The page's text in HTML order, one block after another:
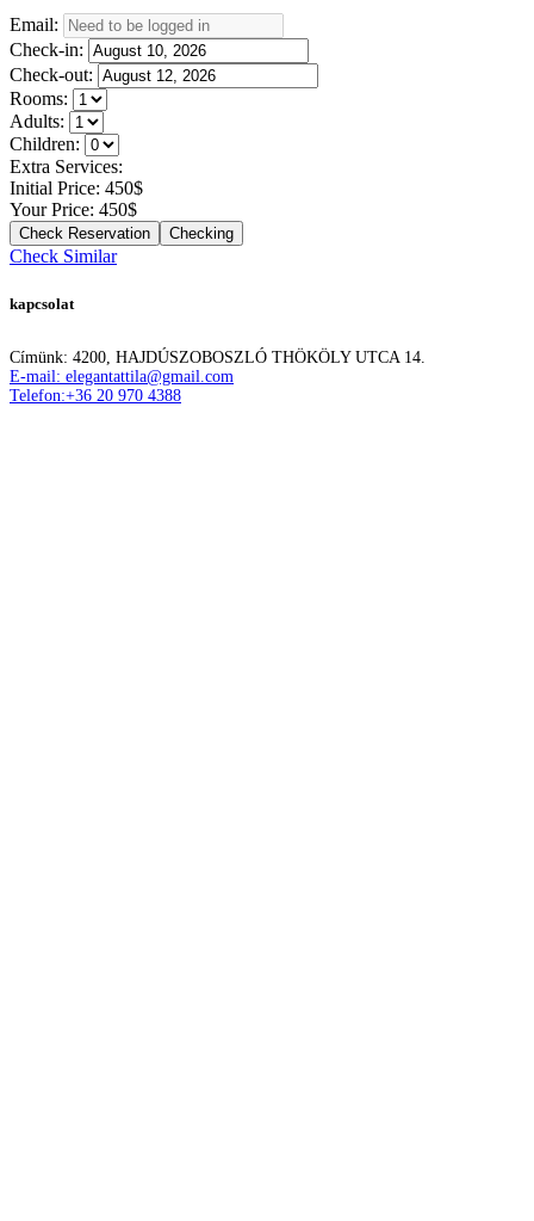
Email:
Check-in:
Check-out:
Rooms:
Adults:
Children:
Extra Services:
Initial Price: 450$
Your Price: 450$
Checking
Check Similar
kapcsolat
Címünk: 4200, HAJDÚSZOBOSZLÓ THÖKÖLY UTCA 14.
E-mail: elegantattila@gmail.com
Telefon:+36 20 970 4388